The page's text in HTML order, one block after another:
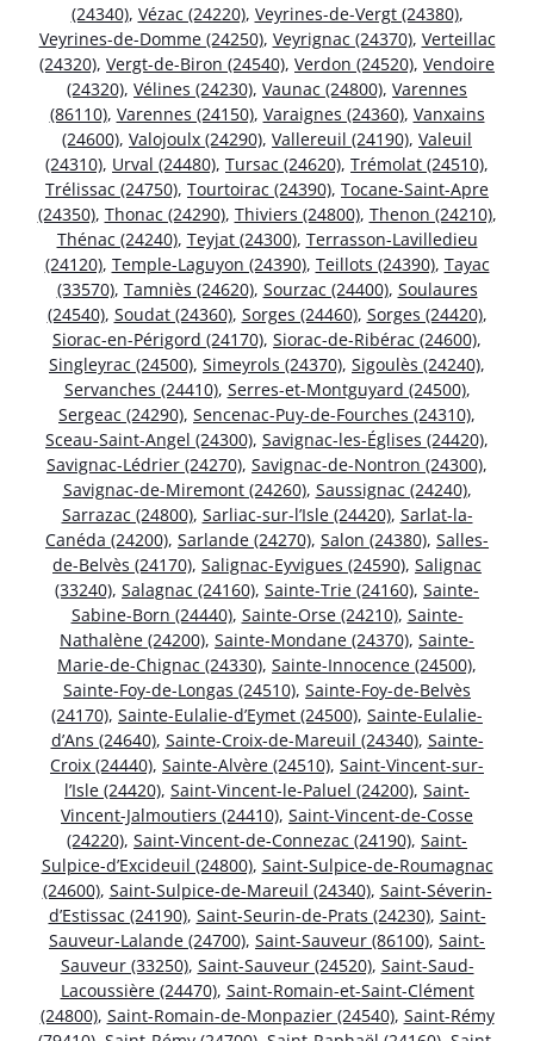
(24340), Vézac (24220), Veyrines-de-Vergt (24380),
Veyrines-de-Domme (24250), Veyrignac (24370), Verteillac
(24320), Vergt-de-Biron (24540), Verdon (24520), Vendoire
(24320), Vélines (24230), Vaunac (24800), Varennes
(86110), Varennes (24150), Varaignes (24360), Vanxains
(24600), Valojoulx (24290), Vallereuil (24190), Valeuil
(24310), Urval (24480), Tursac (24620), Trémolat (24510),
Trélissac (24750), Tourtoirac (24390), Tocane-Saint-Apre
(24350), Thonac (24290), Thiviers (24800), Thenon (24210),
Thénac (24240), Teyjat (24300), Terrasson-Lavilledieu
(24120), Temple-Laguyon (24390), Teillots (24390), Tayac
(33570), Tamniès (24620), Sourzac (24400), Soulaures
(24540), Soudat (24360), Sorges (24460), Sorges (24420),
Siorac-en-Périgord (24170), Siorac-de-Ribérac (24600),
Singleyrac (24500), Simeyrols (24370), Sigoulès (24240),
Servanches (24410), Serres-et-Montguyard (24500),
Sergeac (24290), Sencenac-Puy-de-Fourches (24310),
Sceau-Saint-Angel (24300), Savignac-les-Églises (24420),
Savignac-Lédrier (24270), Savignac-de-Nontron (24300),
Savignac-de-Miremont (24260), Saussignac (24240),
Sarrazac (24800), Sarliac-sur-l’Isle (24420), Sarlat-la-
Canéda (24200), Sarlande (24270), Salon (24380), Salles-
de-Belvès (24170), Salignac-Eyvigues (24590), Salignac
(33240), Salagnac (24160), Sainte-Trie (24160), Sainte-
Sabine-Born (24440), Sainte-Orse (24210), Sainte-
Nathalène (24200), Sainte-Mondane (24370), Sainte-
Marie-de-Chignac (24330), Sainte-Innocence (24500),
Sainte-Foy-de-Longas (24510), Sainte-Foy-de-Belvès
(24170), Sainte-Eulalie-d’Eymet (24500), Sainte-Eulalie-
d’Ans (24640), Sainte-Croix-de-Mareuil (24340), Sainte-
Croix (24440), Sainte-Alvère (24510), Saint-Vincent-sur-
l’Isle (24420), Saint-Vincent-le-Paluel (24200), Saint-
Vincent-Jalmoutiers (24410), Saint-Vincent-de-Cosse
(24220), Saint-Vincent-de-Connezac (24190), Saint-
Sulpice-d’Excideuil (24800), Saint-Sulpice-de-Roumagnac
(24600), Saint-Sulpice-de-Mareuil (24340), Saint-Séverin-
d’Estissac (24190), Saint-Seurin-de-Prats (24230), Saint-
Sauveur-Lalande (24700), Saint-Sauveur (86100), Saint-
Sauveur (33250), Saint-Sauveur (24520), Saint-Saud-
Lacoussière (24470), Saint-Romain-et-Saint-Clément
(24800), Saint-Romain-de-Monpazier (24540), Saint-Rémy